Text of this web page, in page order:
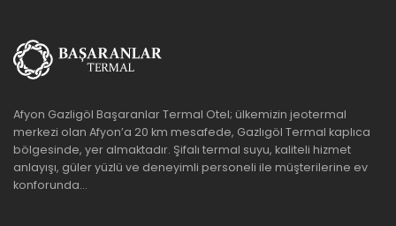
Afyon Gazligöl Başaranlar Termal Otel; ülkemizin jeotermal
merkezi olan Afyon’a 20 km mesafede, Gazlıgöl Termal kaplıca
bölgesinde, yer almaktadır. Şifalı termal suyu, kaliteli hizmet
anlayışı, güler yüzlü ve deneyimli personeli ile müşterilerine ev
konforunda...